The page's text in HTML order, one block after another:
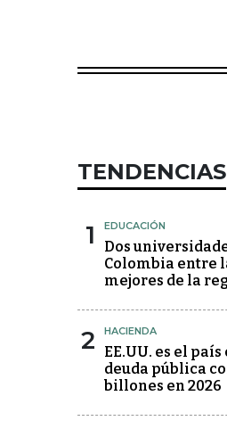
TENDENCIAS
1 EDUCACIÓN
Dos
Colombia entre
mejores de la
2 HACIENDA
EE.UU. es el
deuda pública
billones en 2026